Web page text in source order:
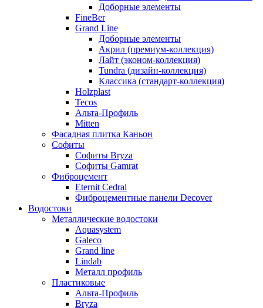
Доборные элементы
FineBer
Grand Line
Доборные элементы
Акрил (премиум-коллекция)
Лайт (эконом-коллекция)
Tundra (дизайн-коллекция)
Классика (стандарт-коллекция)
Holzplast
Tecos
Альта-Профиль
Mitten
Фасадная плитка Каньон
Софиты
Софиты Bryza
Софиты Gamrat
Фиброцемент
Eternit Cedral
Фиброцементные панели Decover
Водостоки
Металлические водостоки
Aquasystem
Galeco
Grand line
Lindab
Металл профиль
Пластиковые
Альта-Профиль
Bryza